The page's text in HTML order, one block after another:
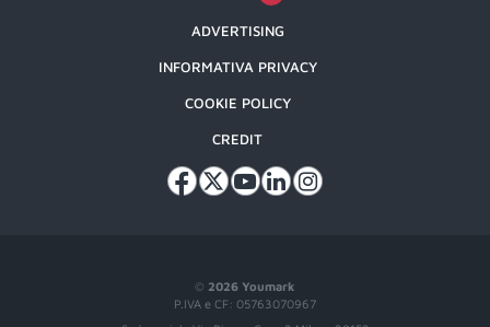
© 2026 Youmark
P.IVA e CF: 05763070967
ADVERTISING
INFORMATIVA PRIVACY
COOKIE POLICY
CREDIT